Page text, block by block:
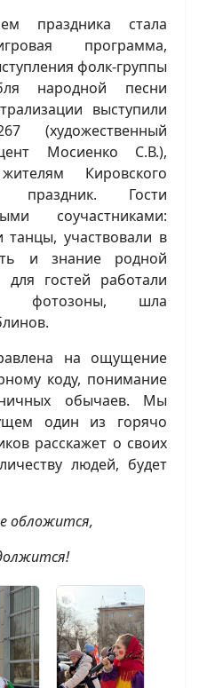
праздника стала
программа,
фолк-группы
народной песни
выступили
(художественный
Мосиенко С.В.),
Кировского
праздник. Гости
соучастниками:
участвовали в
и знание родной
гостей работали
фотозоны, шла
на ощущение
коду, понимание
обычаев. Мы
один из горячо
расскажет о своих
людей, будет
обложится,
сохраняются на
сайта. Нажимая
cookies на
Вы можете в